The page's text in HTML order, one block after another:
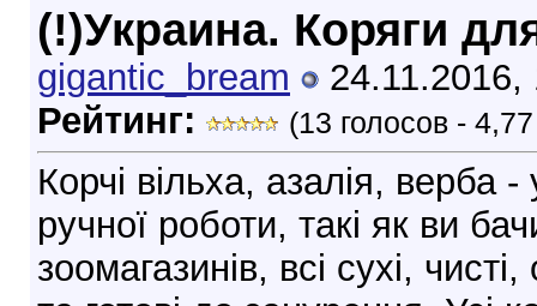
(!)Украина. Коряги
gigantic_bream
24.11.2016,
Рейтинг:
(13 голосов -
Корчі вільха, азалія, верба -
ручної роботи, такі як ви
зоомагазинів, всі сухі,